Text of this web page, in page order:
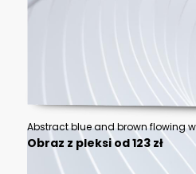
Obraz z pleksi od 123 zł